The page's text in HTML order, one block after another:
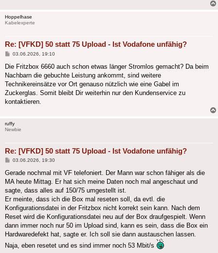
Hoppelhase
Kabelexperte
Re: [VFKD] 50 statt 75 Upload - Ist Vodafone unfähig?
Beitrag
03.06.2026, 19:10
Die Fritzbox 6660 auch schon etwas länger Stromlos gemacht? Da beim
Nachbarn die gebuchte Leistung ankommt, sind weitere
Technikereinsätze vor Ort genauso nützlich wie eine Gabel im
Zuckerglas. Somit bleibt Dir weiterhin nur den Kundenservice zu
kontaktieren.
ruffy
Newbie
Re: [VFKD] 50 statt 75 Upload - Ist Vodafone unfähig?
Beitrag
03.06.2026, 19:30
Gerade nochmal mit VF telefoniert. Der Mann war schon fähiger als die
MA heute Mittag. Er hat sich meine Daten noch mal angeschaut und
sagte, dass alles auf 150/75 umgestellt ist.
Er meinte, dass ich die Box mal reseten soll, da evtl. die
Konfigurationsdatei in der Fritzbox nicht korrekt sein kann. Nach dem
Reset wird die Konfigurationsdatei neu auf der Box draufgespielt. Wenn
dann immer noch nur 50 im Upload sind, kann es sein, dass die Box ein
Hardwaredefekt hat, sagte er. Ich soll sie dann austauschen lassen.
Naja, eben resetet und es sind immer noch 53 Mbit/s